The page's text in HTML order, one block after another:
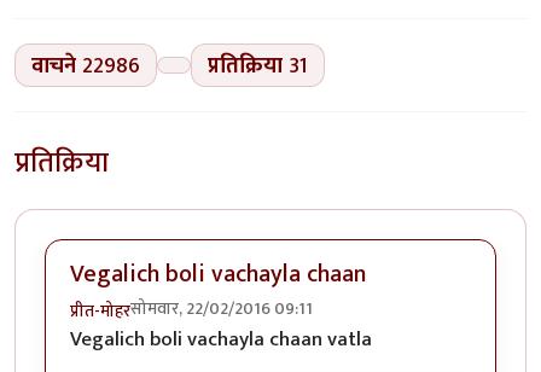
वाचने 22986 प्रतिक्रिया 31
प्रतिक्रिया
Vegalich boli vachayla chaan
प्रीत-मोहरसोमवार, 22/02/2016 09:11
Vegalich boli vachayla chaan vatla